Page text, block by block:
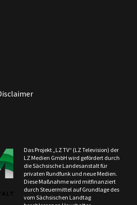
Das Projekt „LZ TV“ (LZ Television) der
LZ Medien GmbH wird gefördert durch
die Sächsische Landesanstalt für
privaten Rundfunk und neue Medien.
Diese Maßnahme wird mitfinanziert
durch Steuermittel auf Grundlage des
vom Sächsischen Landtag